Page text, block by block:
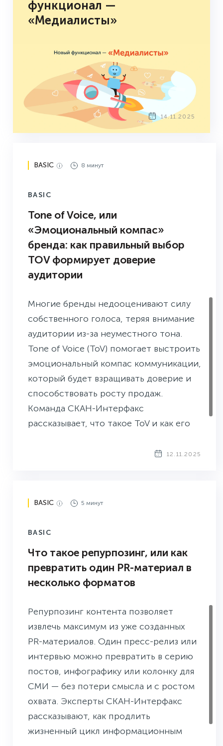
функционал —
«Медиалисты»
14.11.2025
BASIC 8 минут
BASIC
Tone of Voice, или
«Эмоциональный компас»
бренда: как правильный выбор
TOV формирует доверие
аудитории
Многие бренды недооценивают силу
собственного голоса, теряя внимание
аудитории из-за неуместного тона.
Tone of Voice (ToV) помогает выстроить
эмоциональный компас коммуникации,
который будет взращивать доверие и
способствовать росту продаж.
Команда СКАН-Интерфакс
рассказывает, что такое ToV и как его
12.11.2025
BASIC 5 минут
BASIC
Что такое репурпозинг, или как
превратить один PR-материал в
несколько форматов
Репурпозинг контента позволяет
извлечь максимум из уже созданных
PR-материалов. Один пресс-релиз или
интервью можно превратить в серию
постов, инфографику или колонку для
СМИ — без потери смысла и с ростом
охвата. Эксперты СКАН-Интерфакс
рассказывают, как продлить
жизненный цикл информационным